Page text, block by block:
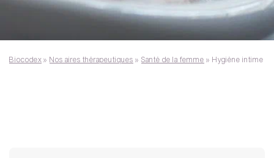
Biocodex » Nos aires thérapeutiques » Santé de la femme » Hygiène intime